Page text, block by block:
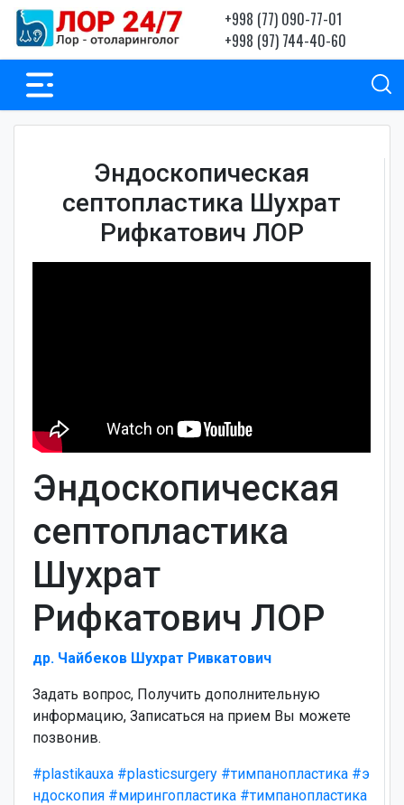
+998 (77) 090-77-01
+998 (97) 744-40-60
Эндоскопическая
септопластика Шухрат
Рифкатович ЛОР
Эндоскопическая
септопластика
Шухрат
Рифкатович ЛОР
др. Чайбеков Шухрат Ривкатович
Задать вопрос, Получить дополнительную
информацию, Записаться на прием Вы можете
позвонив.
#plastikauxa #plasticsurgery #тимпанопластика #э
ндоскопия #мирингопластика #тимпанопластика